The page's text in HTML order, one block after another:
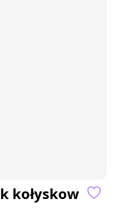
kołyskow